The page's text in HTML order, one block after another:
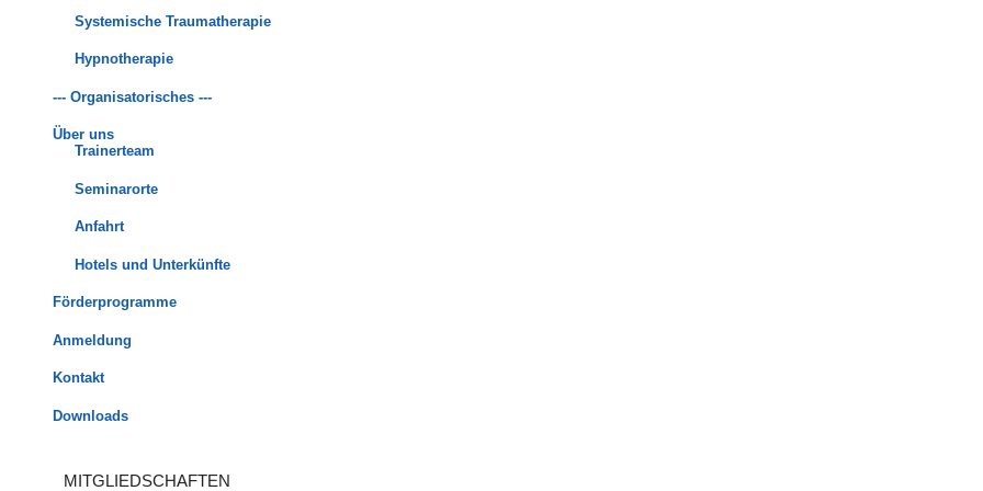
Systemische Traumatherapie
Hypnotherapie
--- Organisatorisches ---
Über uns
Trainerteam
Seminarorte
Anfahrt
Hotels und Unterkünfte
Förderprogramme
Anmeldung
Kontakt
Downloads
MITGLIEDSCHAFTEN